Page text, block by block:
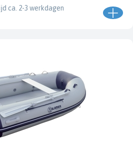
ca. 2-3 werkdagen